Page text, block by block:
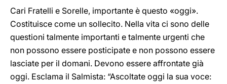
Cari Fratelli e Sorelle, importante è questo «oggi».
Costituisce come un sollecito. Nella vita ci sono delle
questioni talmente importanti e talmente urgenti che
non possono essere posticipate e non possono essere
lasciate per il domani. Devono essere affrontate già
oggi. Esclama il Salmista: “Ascoltate oggi la sua voce: